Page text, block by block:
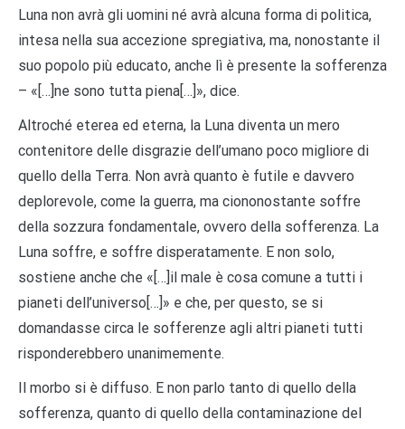
Luna non avrà gli uomini né avrà alcuna forma di politica,
intesa nella sua accezione spregiativa, ma, nonostante il
suo popolo più educato, anche lì è presente la sofferenza
– «[…]ne sono tutta piena[…]», dice.
Altroché eterea ed eterna, la Luna diventa un mero
contenitore delle disgrazie dell’umano poco migliore di
quello della Terra. Non avrà quanto è futile e davvero
deplorevole, come la guerra, ma ciononostante soffre
della sozzura fondamentale, ovvero della sofferenza. La
Luna soffre, e soffre disperatamente. E non solo,
sostiene anche che «[…]il male è cosa comune a tutti i
pianeti dell’universo[…]» e che, per questo, se si
domandasse circa le sofferenze agli altri pianeti tutti
risponderebbero unanimemente.
Il morbo si è diffuso. E non parlo tanto di quello della
sofferenza, quanto di quello della contaminazione del